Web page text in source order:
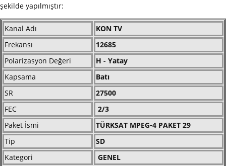
şekilde yapılmıştır:
Kanal Adı
KON TV
Frekansı
12685
Polarizasyon Değeri
H - Yatay
Kapsama
Batı
SR
27500
FEC
2/3
Paket İsmi
TÜRKSAT MPEG-4 PAKET 29
Tip
SD
Kategori
GENEL